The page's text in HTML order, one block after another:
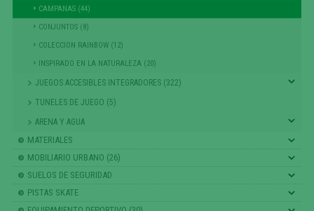
CAMPANAS (44)
CONJUNTOS (8)
COLECCION RAINBOW (12)
INSPIRADO EN LA NATURALEZA (20)
JUEGOS ACCESIBLES INTEGRADORES (322)
TUNELES DE JUEGO (5)
ARENA Y AGUA
MATERIALES
MOBILIARIO URBANO (26)
SUELOS DE SEGURIDAD
PISTAS SKATE